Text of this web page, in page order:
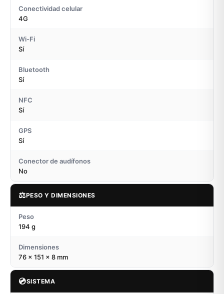
Conectividad celular
4G
Wi-Fi
Sí
Bluetooth
Sí
NFC
Sí
GPS
Sí
Conector de audífonos
No
⚖️PESO Y DIMENSIONES
Peso
194 g
Dimensiones
76 x 151 x 8 mm
💿SISTEMA